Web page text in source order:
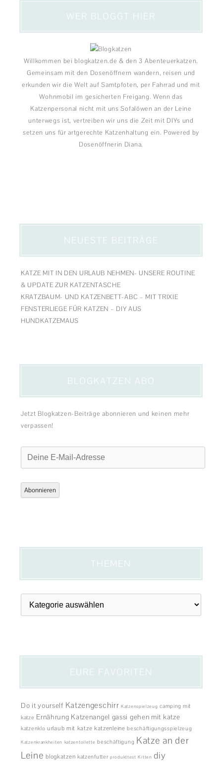
WER BLOGGT HIER
Willkommen bei blogkatzen.de & den 3 Abenteuerkatzen.
Gemeinsam mit den Dosenöffnern wandern, reisen und
erkunden wir die Welt auf Samtpfoten, per Fahrrad und mit
Wohnmobil im gesicherten Freigang. Wenn das
Katzenpersonal nicht mit uns Sofalöwen an der Leine
unterwegs ist, vertreiben wir uns die Zeit mit DIYs und
setzen uns für artgerechte Katzenhaltung ein. Powered by
Dosenöffnerin Diana.
NEUESTE BEITRÄGE
KATZE MIT IN DEN URLAUB NEHMEN- UNSERE ROUTINE
& UPDATE ZUR KATZENTASCHE
KRATZBAUM- UND KATZENBETT-ABC – MIT TRIXIE
FENSTERLIEGE FÜR KATZEN – DIY AUS
HUNDKATZEMAUS
BLOGKATZEN ABO
Jetzt Blogkatzen-Beiträge abonnieren und keinen mehr
verpassen!
Deine
Adresse
Abonnieren
THEMEN
Themen
EURE FAVORITEN
Do it yourself Katzengeschirr Katzenspielzeug camping mit
katze Ernährung Katzenangel gassi gehen mit katze
katzenklo urlaub mit katze katzenleine beschäftigungsspielzeug
Katzenkrankheiten katzentoilette beschäftigung Katze an der
Leine blogkatzen katzenfutter produkttest Kitten diy